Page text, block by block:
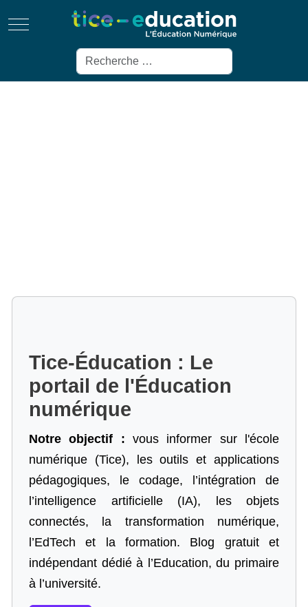
Mobile Menu Toggle
Rechercher
Tice-Éducation : Le
portail de l'Éducation
numérique
Notre objectif : vous informer sur l'école
numérique (Tice), les outils et applications
pédagogiques, le codage,
l’intégration de
l’intelligence artificielle (IA), les objets
connectés, la transformation numérique,
l’EdTech et la formation. Blog gratuit et
indépendant dédié à l’Education, du primaire
à l’université.